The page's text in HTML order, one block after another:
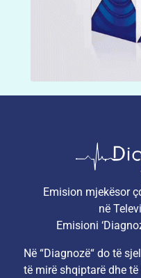
Emision mjekësor
në
Emisioni
Në “Diagnozë“ do të
të mirë shqiptarë dhe